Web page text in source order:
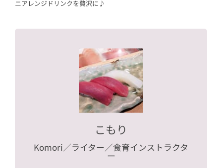
ニアレンジドリンクを贅沢に♪
こもり
Komori／ライター／食育インストラクタ
ー